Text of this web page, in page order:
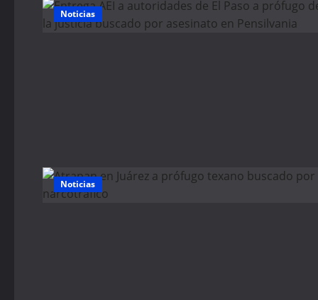
Noticias
Noticias